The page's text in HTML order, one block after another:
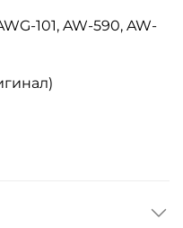
101, AW-590, AW-